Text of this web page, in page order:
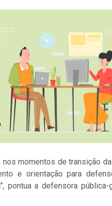
momentos de transição
e orientação para
a defensora pública-